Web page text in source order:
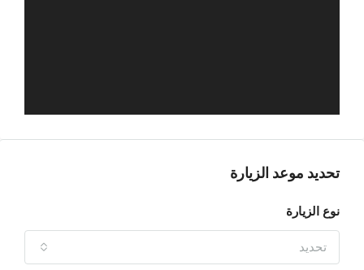
تحديد موعد الزيارة
نوع الزيارة
تحديد